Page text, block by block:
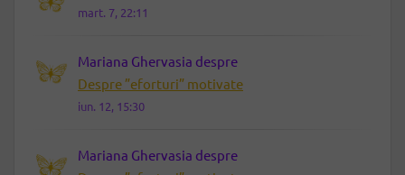
mart. 7, 22:11
Mariana Ghervasia despre
Despre ”eforturi” motivate
iun. 12, 15:30
Mariana Ghervasia despre